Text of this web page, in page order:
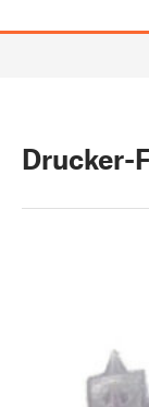
Drucker-